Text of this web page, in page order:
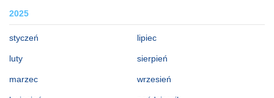
2025
styczeń
luty
marzec
lipiec
sierpień
wrzesień